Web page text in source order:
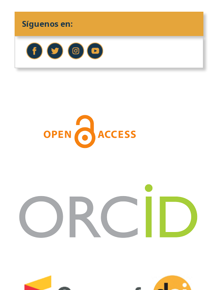
Síguenos en: